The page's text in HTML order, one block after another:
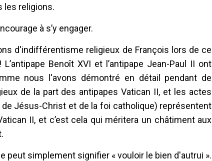
les religions.
à s’y engager.
d'indifférentisme religieux de François lors de ce
Benoît XVI et l’antipape Jean-Paul II ont
nous l'avons démontré en détail pendant de
de la part des antipapes Vatican II, et les actes
Jésus-Christ et de la foi catholique) représentent
II, et c’est cela qui méritera un châtiment aux
peut simplement signifier « vouloir le bien d'autrui ».